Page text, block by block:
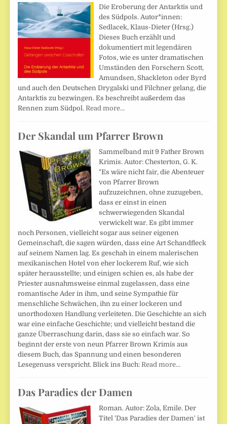
Die Eroberung der Antarktis und
des Südpols. Autor*innen:
Sedlacek, Klaus-Dieter (Hrsg.)
Dieses Buch erzählt und
dokumentiert mit legendären
Fotos, wie es unter dramatischen
Umständen den Forschern Scott,
Amundsen, Shackleton oder Byrd
und auch den Deutschen Drygalski und Filchner gelang, die
Antarktis zu bezwingen. Es beschreibt außerdem das
Rennen zum Südpol.Read more…
Der Skandal um Pfarrer Brown
Sammelband mit 9 Father Brown
Krimis. Autor: Chesterton, G. K.
"Es wäre nicht fair, die Abenteuer
von Pfarrer Brown
aufzuzeichnen, ohne zuzugeben,
dass er einst in einen
schwerwiegenden Skandal
verwickelt war. Es gibt immer
noch Personen, vielleicht sogar aus seiner eigenen
Gemeinschaft, die sagen würden, dass eine Art Schandfleck
auf seinem Namen lag. Es geschah in einem malerischen
mexikanischen Hotel von eher lockerem Ruf, wie sich
später herausstellte; und einigen schien es, als habe der
Priester ausnahmsweise einmal zugelassen, dass eine
romantische Ader in ihm, und seine Sympathie für
menschliche Schwächen, ihn zu einer lockeren und
unorthodoxen Handlung verleiteten. Die Geschichte an sich
war eine einfache Geschichte; und vielleicht bestand die
ganze Überraschung darin, dass sie so einfach war. So
beginnt der erste von neun Pfarrer Brown Krimis aus
diesem Buch, das Spannung und einen besonderen
Lesegenuss verspricht. Blick ins Buch:Read more…
Das Paradies der Damen
Roman. Autor: Zola, Emile. Der
Titel 'Das Paradies der Damen' ist